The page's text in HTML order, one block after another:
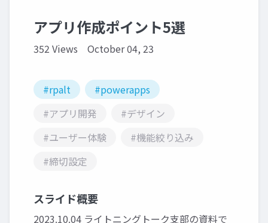
アプリ作成ポイント5選
352 Views October 04, 23
#rpalt
#powerapps
#アプリ開発
#デザイン
#ユーザー体験
#機能絞り込み
#締切設定
スライド概要
2023.10.04 ライトニングトーク支部の資料で